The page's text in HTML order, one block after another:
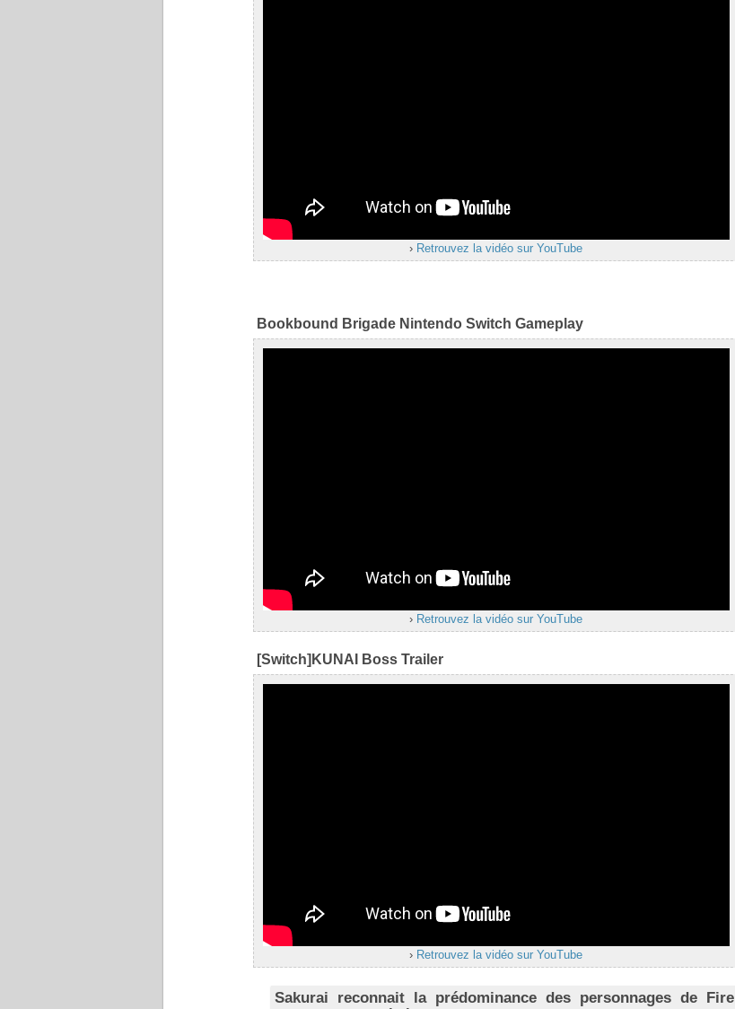
› Retrouvez la vidéo sur YouTube
Bookbound Brigade Nintendo Switch Gameplay
› Retrouvez la vidéo sur YouTube
[Switch]KUNAI Boss Trailer
› Retrouvez la vidéo sur YouTube
Sakurai reconnait la prédominance des personnages de Fire